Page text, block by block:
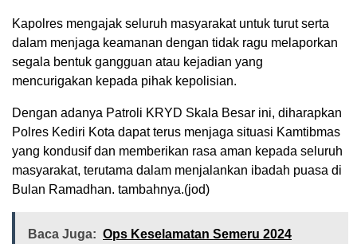
Kapolres mengajak seluruh masyarakat untuk turut serta
dalam menjaga keamanan dengan tidak ragu melaporkan
segala bentuk gangguan atau kejadian yang
mencurigakan kepada pihak kepolisian.
Dengan adanya Patroli KRYD Skala Besar ini, diharapkan
Polres Kediri Kota dapat terus menjaga situasi Kamtibmas
yang kondusif dan memberikan rasa aman kepada seluruh
masyarakat, terutama dalam menjalankan ibadah puasa di
Bulan Ramadhan. tambahnya.(jod)
Baca Juga: Ops Keselamatan Semeru 2024